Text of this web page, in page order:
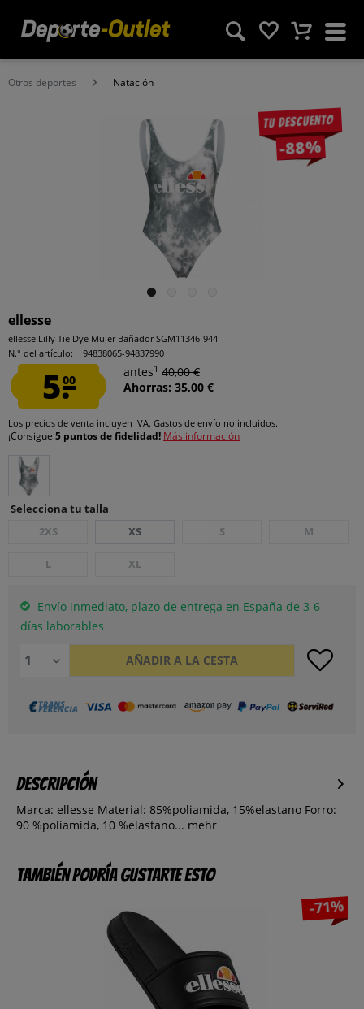
Otros deportes Natación
Tu descuento
-88%
ellesse
ellesse Lilly Tie Dye Mujer Bañador SGM11346-944
N.° del artículo:
94838065-94837990
5.00
antes1 40,00 €
Ahorras: 35,00 €
Los precios de venta incluyen IVA. Gastos de envío no incluidos.
¡Consigue 5 puntos de fidelidad! Más información
Selecciona tu talla
2XS
XS S M
L XL
Envío inmediato, plazo de entrega en España de 3-6
días laborables
AÑADIR A LA CESTA
Descripción
Marca: ellesse Material: 85%poliamida, 15%elastano Forro:
90 %poliamida, 10 %elastano... mehr
También podría gustarte esto
-71%